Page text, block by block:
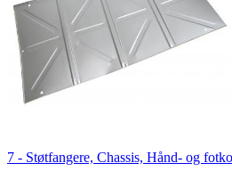
7 - Støtfangere, Chassis, Hånd- og